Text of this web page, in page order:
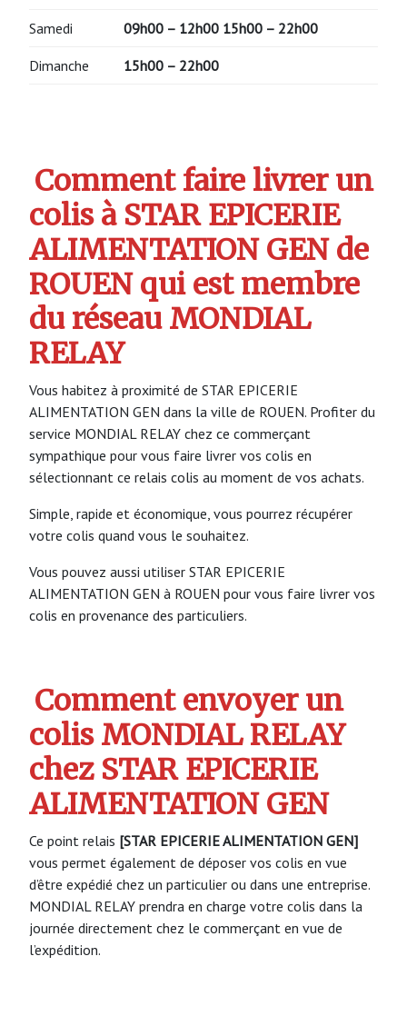
Samedi 09h00 – 12h00 15h00 – 22h00
Dimanche 15h00 – 22h00
Comment faire livrer un
colis à STAR EPICERIE
ALIMENTATION GEN de
ROUEN qui est membre
du réseau MONDIAL
RELAY
Vous habitez à proximité de STAR EPICERIE
ALIMENTATION GEN dans la ville de ROUEN. Profiter du
service MONDIAL RELAY chez ce commerçant
sympathique pour vous faire livrer vos colis en
sélectionnant ce relais colis au moment de vos achats.
Simple, rapide et économique, vous pourrez récupérer
votre colis quand vous le souhaitez.
Vous pouvez aussi utiliser STAR EPICERIE
ALIMENTATION GEN à ROUEN pour vous faire livrer vos
colis en provenance des particuliers.
Comment envoyer un
colis MONDIAL RELAY
chez STAR EPICERIE
ALIMENTATION GEN
Ce point relais [STAR EPICERIE ALIMENTATION GEN]
vous permet également de déposer vos colis en vue
d’être expédié chez un particulier ou dans une entreprise.
MONDIAL RELAY prendra en charge votre colis dans la
journée directement chez le commerçant en vue de
l’expédition.